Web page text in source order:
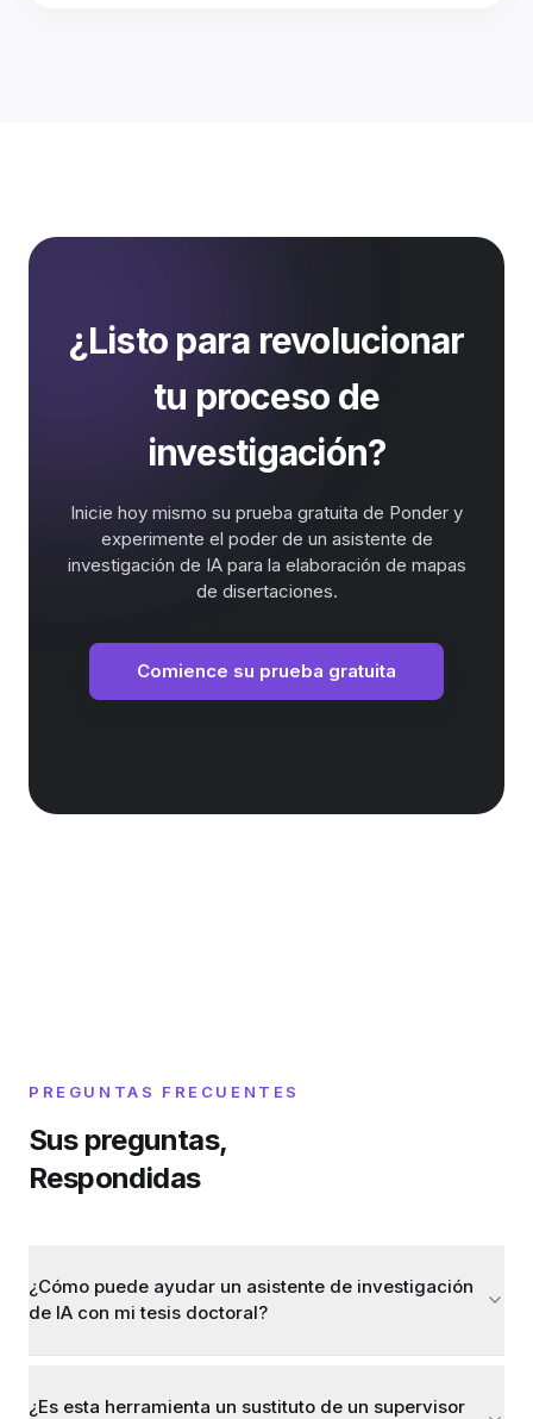
¿Listo para revolucionar
tu proceso de
investigación?
Inicie hoy mismo su prueba gratuita de Ponder y
experimente el poder de un asistente de
investigación de IA para la elaboración de mapas
de disertaciones.
Comience su prueba gratuita
PREGUNTAS FRECUENTES
Sus preguntas,
Respondidas
¿Cómo puede ayudar un asistente de investigación
de IA con mi tesis doctoral?
¿Es esta herramienta un sustituto de un supervisor